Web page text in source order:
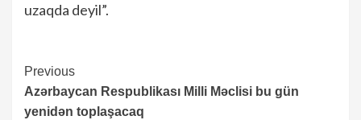
uzaqda deyil”.
Continue
Reading
Previous
Azərbaycan Respublikası Milli Məclisi bu gün
yenidən toplaşacaq